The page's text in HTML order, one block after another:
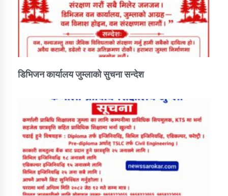
डिभिजन कार्यालय जुम्लाको सुचना सन्देश